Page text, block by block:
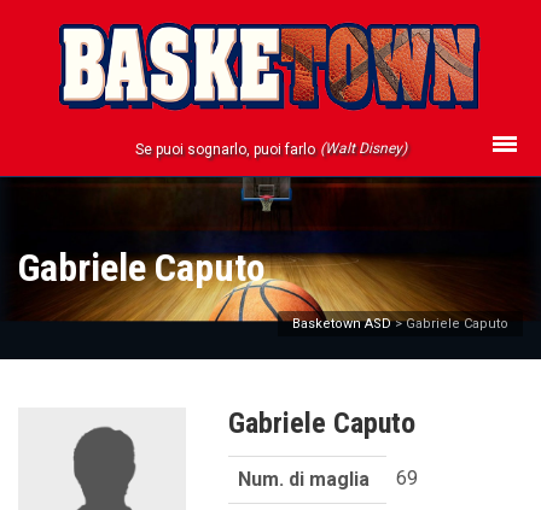
Se puoi sognarlo, puoi farlo (Walt Disney)
Gabriele Caputo
Basketown ASD>Gabriele Caputo
Gabriele Caputo
Num. di maglia 69